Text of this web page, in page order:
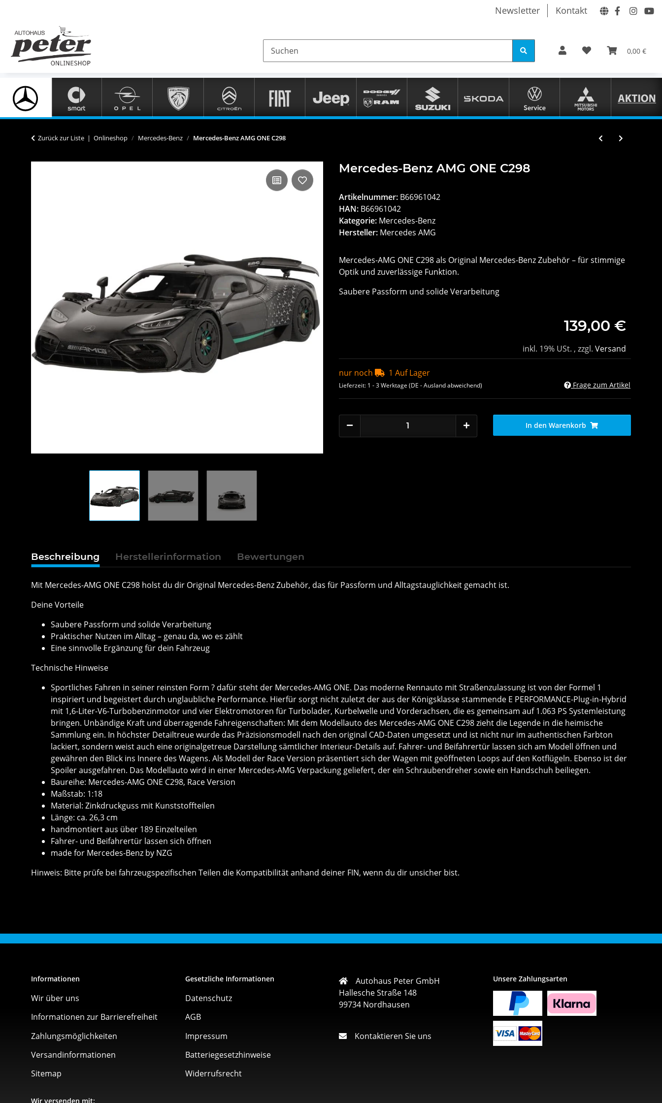
Newsletter Kontakt
0,00 €
Zurück zur Liste Onlineshop Mercedes-Benz Mercedes-Benz AMG ONE C298
Mercedes-Benz AMG ONE C298
Artikelnummer: B66961042
HAN: B66961042
Kategorie: Mercedes-Benz
Hersteller: Mercedes AMG
Mercedes-AMG ONE C298 als Original Mercedes-Benz Zubehör – für stimmige
Optik und zuverlässige Funktion.
Saubere Passform und solide Verarbeitung
139,00 €
inkl. 19% USt. , zzgl. Versand
nur noch 1 Auf Lager
Lieferzeit: 1 - 3 Werktage (DE - Ausland abweichend) Frage zum Artikel
In den Warenkorb
Beschreibung Herstellerinformation Bewertungen
Mit Mercedes-AMG ONE C298 holst du dir Original Mercedes-Benz Zubehör, das für Passform und Alltagstauglichkeit gemacht ist.
Deine Vorteile
Saubere Passform und solide Verarbeitung
Praktischer Nutzen im Alltag – genau da, wo es zählt
Eine sinnvolle Ergänzung für dein Fahrzeug
Technische Hinweise
Sportliches Fahren in seiner reinsten Form ? dafür steht der Mercedes-AMG ONE. Das moderne Rennauto mit Straßenzulassung ist von der Formel 1
inspiriert und begeistert durch unglaubliche Performance. Hierfür sorgt nicht zuletzt der aus der Königsklasse stammende E PERFORMANCE-Plug-in-Hybrid
mit 1,6-Liter-V6-Turbobenzinmotor und vier Elektromotoren für Turbolader, Kurbelwelle und Vorderachsen, die es gemeinsam auf 1.063 PS Systemleistung
bringen. Unbändige Kraft und überragende Fahreigenschaften: Mit dem Modellauto des Mercedes-AMG ONE C298 zieht die Legende in die heimische
Sammlung ein. In höchster Detailtreue wurde das Präzisionsmodell nach den original CAD-Daten umgesetzt und ist nicht nur im authentischen Farbton
lackiert, sondern weist auch eine originalgetreue Darstellung sämtlicher Interieur-Details auf. Fahrer- und Beifahrertür lassen sich am Modell öffnen und
gewähren den Blick ins Innere des Wagens. Als Modell der Race Version präsentiert sich der Wagen mit geöffneten Loops auf den Kotflügeln. Ebenso ist der
Spoiler ausgefahren. Das Modellauto wird in einer Mercedes-AMG Verpackung geliefert, der ein Schraubendreher sowie ein Handschuh beiliegen.
Baureihe: Mercedes-AMG ONE C298, Race Version
Maßstab: 1:18
Material: Zinkdruckguss mit Kunststoffteilen
Länge: ca. 26,3 cm
handmontiert aus über 189 Einzelteilen
Fahrer- und Beifahrertür lassen sich öffnen
made for Mercedes-Benz by NZG
Hinweis: Bitte prüfe bei fahrzeugspezifischen Teilen die Kompatibilität anhand deiner FIN, wenn du dir unsicher bist.
Informationen
Wir über uns
Informationen zur Barrierefreiheit
Zahlungsmöglichkeiten
Versandinformationen
Sitemap
Gesetzliche Informationen
Datenschutz
AGB
Impressum
Batteriegesetzhinweise
Widerrufsrecht
Autohaus Peter GmbH
Hallesche Straße 148
99734 Nordhausen
Kontaktieren Sie uns
Unsere Zahlungsarten
Wir versenden mit: